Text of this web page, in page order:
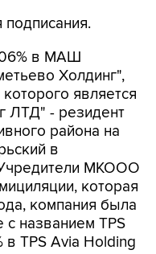
подписания.
в МАШ
Холдинг",
является
- резидент
района на
в
Учредители МКООО
которая
компания была
с названием TPS
TPS Avia Holding